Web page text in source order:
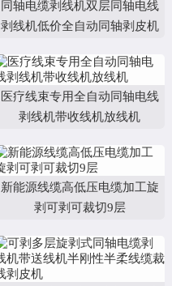
同轴电缆剥线机双层同轴电线
剥线机低价全自动同轴剥皮机
医疗线束专用全自动同轴电线
剥线机带收线机放线机
新能源线缆高低压电缆加工旋
剥可剥可裁切9层